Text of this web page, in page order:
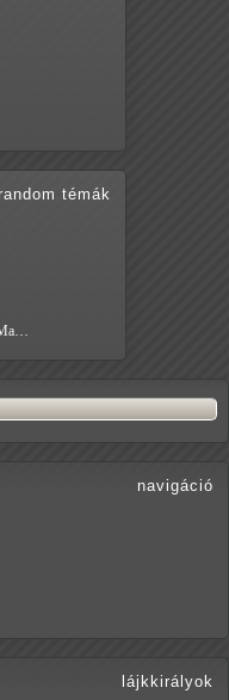
random témák
navigáció
lájkkirályok